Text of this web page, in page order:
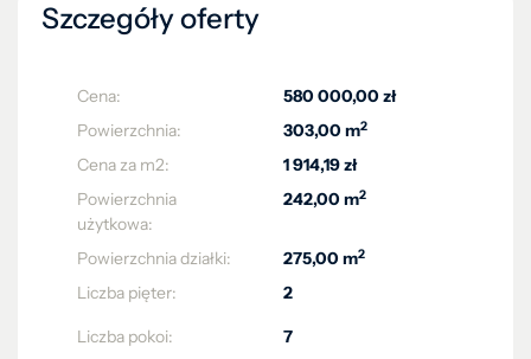
Szczegóły oferty
Cena:
580 000,00 zł
Powierzchnia:
303,00 m2
Cena za m2:
1 914,19 zł
Powierzchnia
użytkowa:
242,00 m2
Powierzchnia działki: 275,00 m2
Liczba pięter: 2
Liczba pokoi:
7